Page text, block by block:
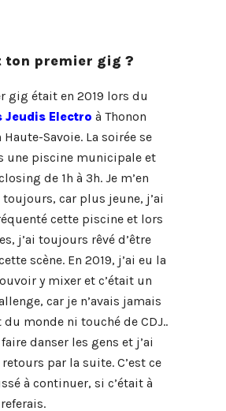
ton premier gig ?
gig était en 2019 lors du
Jeudis Electro à Thonon
Haute-Savoie. La soirée se
une piscine municipale et
de 1h à 3h. Je m’en
car plus jeune, j’ai
cette piscine et lors
j’ai toujours rêvé d’être
scène. En 2019, j’ai eu la
y mixer et c’était un
car je n’avais jamais
monde ni touché de CDJ..
danser les gens et j’ai
par la suite. C’est ce
à continuer, si c’était à